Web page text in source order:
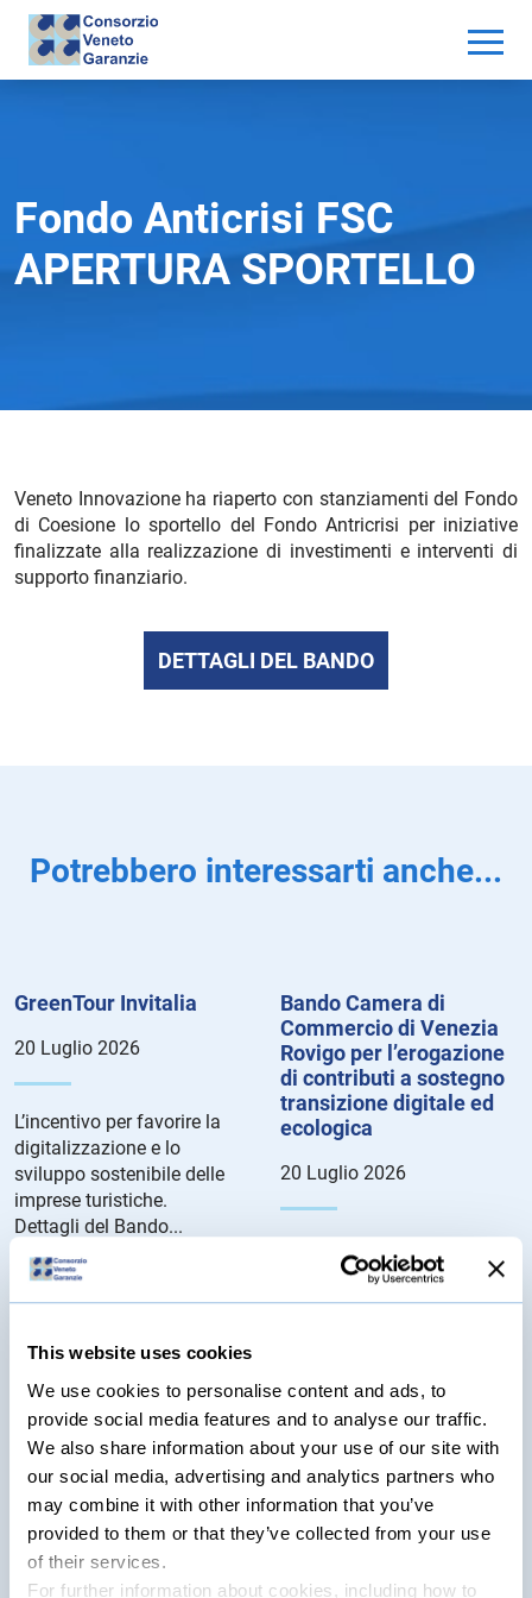
This website uses cookies
We use cookies to personalise content and ads, to
provide social media features and to analyse our traffic.
We also share information about your use of our site with
our social media, advertising and analytics partners who
may combine it with other information that you’ve
provided to them or that they’ve collected from your use
of their services.
For further information about cookies, including how to
Fondo Anticrisi FSC
APERTURA SPORTELLO
Veneto Innovazione ha riaperto con stanziamenti del Fondo
di Coesione lo sportello del Fondo Antricrisi per iniziative
finalizzate alla realizzazione di investimenti e interventi di
supporto finanziario.
DETTAGLI DEL BANDO
Potrebbero interessarti anche...
GreenTour Invitalia
20 Luglio 2026
L’incentivo per favorire la
digitalizzazione e lo
sviluppo sostenibile delle
imprese turistiche.
Dettagli del Bando...
Bando Camera di
Commercio di Venezia
Rovigo per l’erogazione
di contributi a sostegno
transizione digitale ed
ecologica
20 Luglio 2026
in voucher rivolti alle
microimprese, le piccole
territoriale della Camera di
Commercio di Venezia e
Rovigo. Dettagli del bando...
Bando Camera di
Commercio di Padova
per l’erogazione di
contributi a sostegno